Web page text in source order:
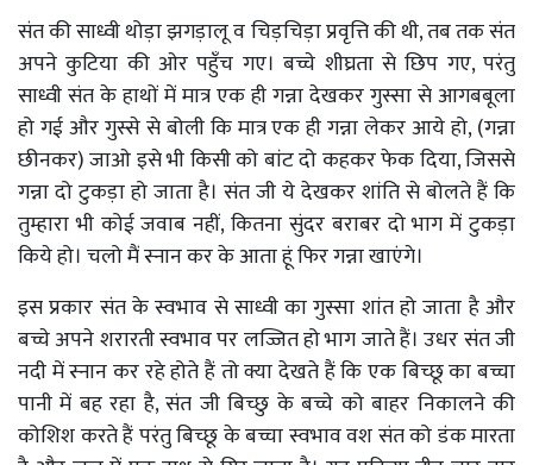
संत की साध्वी थोड़ा झगड़ालू व चिड़चिड़ा प्रवृत्ति की थी, तब तक संत
अपने कुटिया की ओर पहुँच गए। बच्चे शीघ्रता से छिप गए, परंतु
साध्वी संत के हाथों में मात्र एक ही गन्ना देखकर गुस्सा से आगबबूला
हो गई और गुस्से से बोली कि मात्र एक ही गन्ना लेकर आये हो, (गन्ना
छीनकर) जाओ इसे भी किसी को बांट दो कहकर फेक दिया, जिससे
गन्ना दो टुकड़ा हो जाता है। संत जी ये देखकर शांति से बोलते हैं कि
तुम्हारा भी कोई जवाब नहीं, कितना सुंदर बराबर दो भाग में टुकड़ा
किये हो। चलो मैं स्नान कर के आता हूं फिर गन्ना खाएंगे।
इस प्रकार संत के स्वभाव से साध्वी का गुस्सा शांत हो जाता है और
बच्चे अपने शरारती स्वभाव पर लज्जित हो भाग जाते हैं। उधर संत जी
नदी में स्नान कर रहे होते हैं तो क्या देखते हैं कि एक बिच्छू का बच्चा
पानी में बह रहा है, संत जी बिच्छु के बच्चे को बाहर निकालने की
कोशिश करते हैं परंतु बिच्छू के बच्चा स्वभाव वश संत को डंक मारता